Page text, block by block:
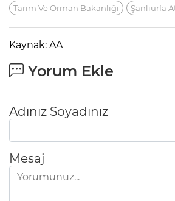
Tarım Ve Orman Bakanlığı Şanlıurfa
Kaynak: AA
Yorum Ekle
Adınız Soyadınız
Mesaj